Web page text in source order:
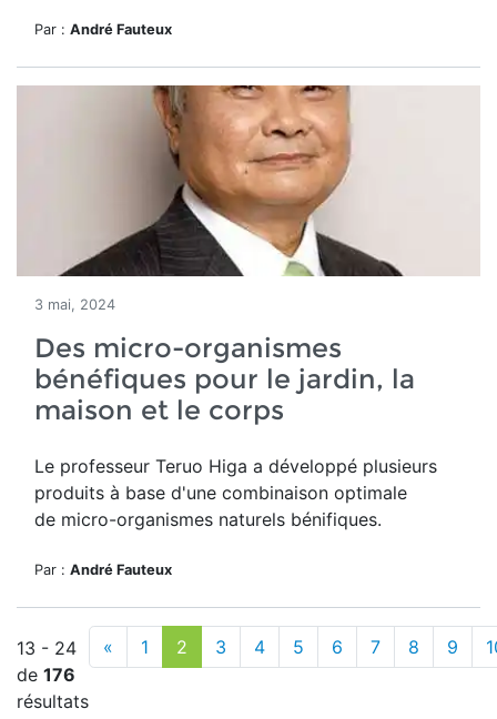
Par : André Fauteux
3 mai, 2024
Des micro-organismes
bénéfiques pour le jardin, la
maison et le corps
Le professeur Teruo Higa a développé plusieurs
produits à base d'une combinaison optimale
de micro-organismes naturels bénifiques.
Par : André Fauteux
13 - 24
de 176
résultats
« 1 2 3 4 5 6 7 8 9